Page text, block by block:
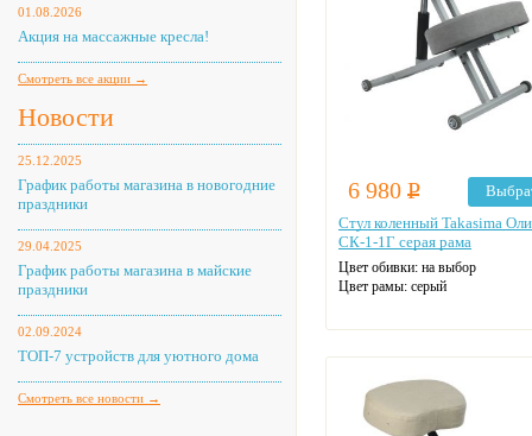
01.08.2026
Акция на массажные кресла!
Смотреть все акции →
Новости
25.12.2025
График работы магазина в новогодние
праздники
29.04.2025
График работы магазина в майские
праздники
02.09.2024
ТОП-7 устройств для уютного дома
Смотреть все новости →
6 980 Р
Стул коленный Takasima
СК-1-1Г серая рама
Цвет обивки: на выбор
Цвет рамы: серый